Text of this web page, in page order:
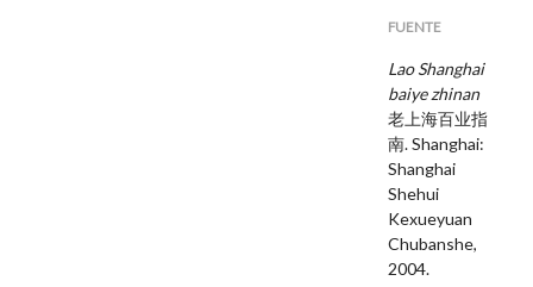
FUENTE
Lao Shanghai
baiye zhinan
老上海百业指
南. Shanghai:
Shanghai
Shehui
Kexueyuan
Chubanshe,
2004.